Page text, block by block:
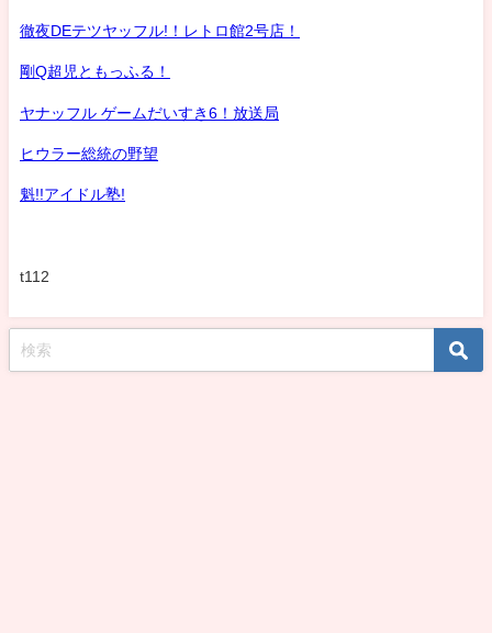
徹夜DEテツヤッフル!！レトロ館2号店！
剛Q超児ともっふる！
ヤナッフル ゲームだいすき6！放送局
ヒウラー総統の野望
魁!!アイドル塾!
t112